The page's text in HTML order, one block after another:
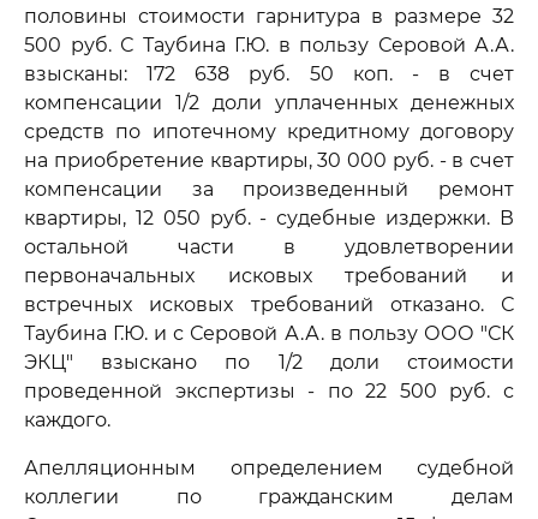
половины стоимости гарнитура в размере 32
500 руб. С Таубина Г.Ю. в пользу Серовой А.А.
взысканы: 172 638 руб. 50 коп. - в счет
компенсации 1/2 доли уплаченных денежных
средств по ипотечному кредитному договору
на приобретение квартиры, 30 000 руб. - в счет
компенсации за произведенный ремонт
квартиры, 12 050 руб. - судебные издержки. В
остальной части в удовлетворении
первоначальных исковых требований и
встречных исковых требований отказано. С
Таубина Г.Ю. и с Серовой А.А. в пользу ООО "СК
ЭКЦ" взыскано по 1/2 доли стоимости
проведенной экспертизы - по 22 500 руб. с
каждого.
Апелляционным определением судебной
коллегии по гражданским делам